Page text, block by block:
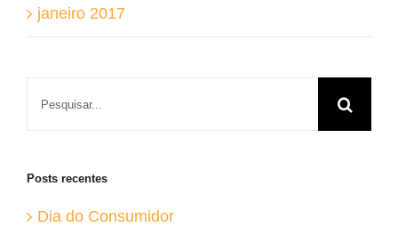
janeiro 2017
Posts recentes
Dia do Consumidor